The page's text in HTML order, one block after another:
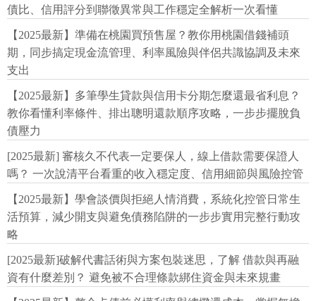
債比、信用評分到聯徵異常與工作穩定全解析一次看懂
【2025最新】準備在桃園買預售屋？教你用桃園借錢補頭
期，同步搞定現金流管理、利率風險與伴侶共識協調及未來
支出
【2025最新】多筆學生貸款與信用卡分期怎麼還最省利息？
教你看懂利率條件、排出聰明還款順序攻略，一步步擺脫負
債壓力
[2025最新] 審核久不代表一定要保人，線上借款需要保證人
嗎？ 一次說清平台看重的收入穩定度、信用細節與風險控管
【2025最新】學會談價與拒絕人情消費，系統化控管日常生
活預算，減少開支與避免債務陷阱的一步步實用完整行動攻
略
[2025最新]破解代書話術與方案包裝迷思，了解 借款與再融
資有什麼差別？ 避免被不合理條款綁住資金與未來規畫